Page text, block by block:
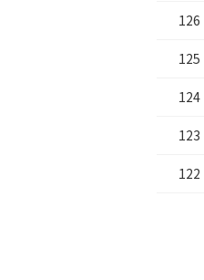
126
125
124
123
122